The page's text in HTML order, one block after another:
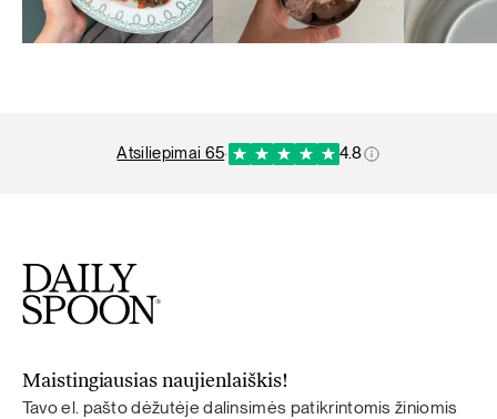
atsiliepimai 65· 4.8
Maistingiausias naujienlaiškis!
Tavo el. pašto dėžutėje dalinsimės patikrintomis žiniomis